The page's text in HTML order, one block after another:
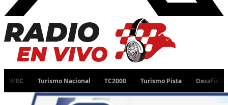
Turismo Nacional TC2000 Turismo Pista Desafío Ruta 40